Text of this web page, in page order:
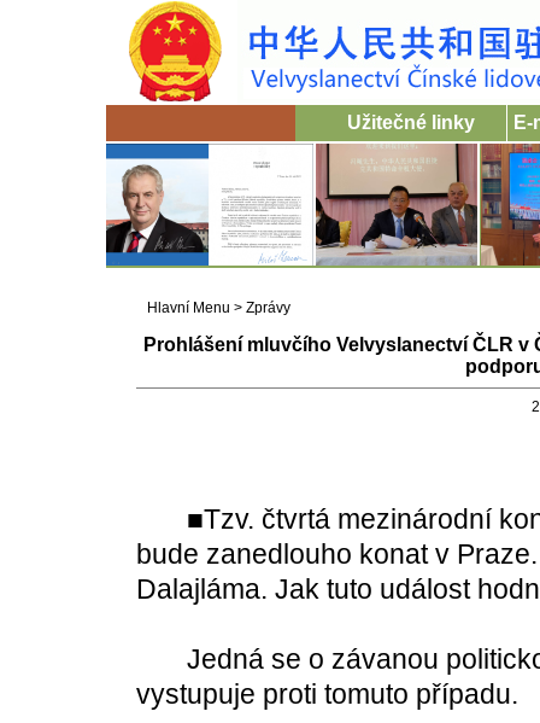
Užitečné linky E-
Hlavní Menu > Zprávy
Prohlášení mluvčího Velvyslanectví ČLR
■Tzv. čtvrtá mezinárodní
bude zanedlouho konat v
Dalajláma. Jak tuto událost
Jedná se o závanou
vystupuje proti tomuto případu.